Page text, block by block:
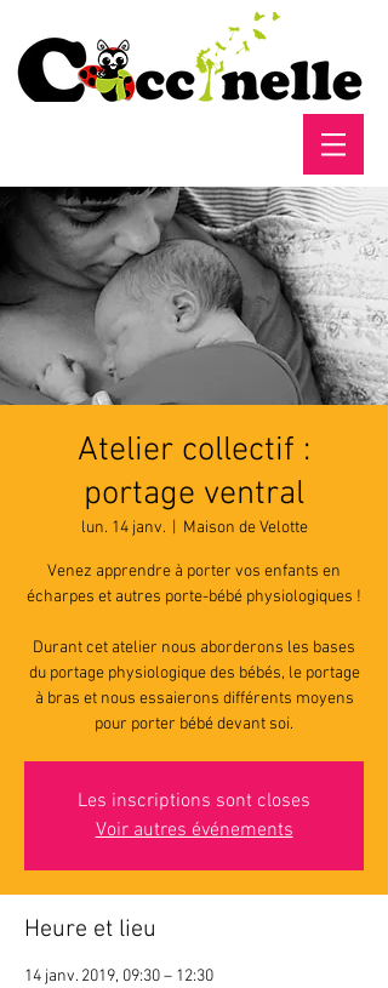
Atelier collectif :
portage ventral
lun. 14 janv.
  |
Maison de Velotte
Venez apprendre à porter vos enfants en
écharpes et autres porte-bébé physiologiques !
Durant cet atelier nous aborderons les bases
du portage physiologique des bébés, le portage
à bras et nous essaierons différents moyens
pour porter bébé devant soi.
Les inscriptions sont closes
Voir autres événements
Heure et lieu
14 janv. 2019, 09:30 – 12:30